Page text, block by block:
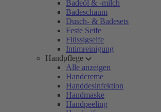
Badeöl & -milch
Badeschaum
Dusch- & Badesets
Feste Seife
Flüssigseife
Intimreinigung
Handpflege
Alle anzeigen
Handcreme
Handdesinfektion
Handmaske
Handpeeling